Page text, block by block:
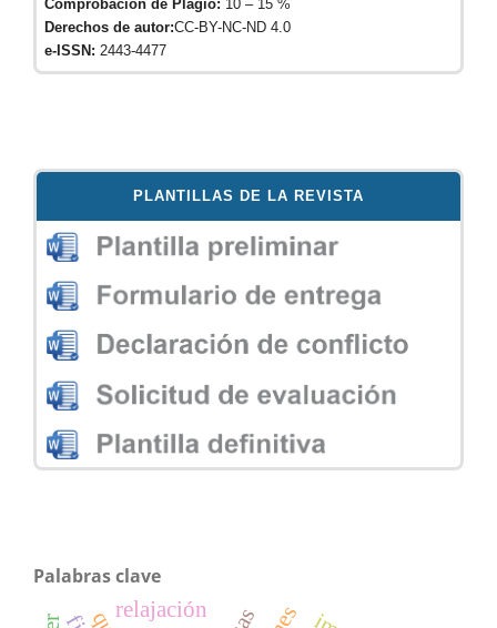
Comprobación de Plagio: 10 – 15 %
Derechos de autor:CC-BY-NC-ND 4.0
e-ISSN: 2443-4477
PLANTILLAS DE LA REVISTA
Palabras clave
relajación